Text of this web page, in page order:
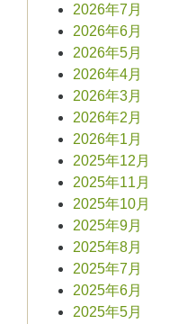
2026年7月
2026年6月
2026年5月
2026年4月
2026年3月
2026年2月
2026年1月
2025年12月
2025年11月
2025年10月
2025年9月
2025年8月
2025年7月
2025年6月
2025年5月